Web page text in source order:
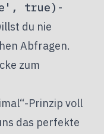
true)-
du nie
Abfragen.
zum
Prinzip voll
das perfekte